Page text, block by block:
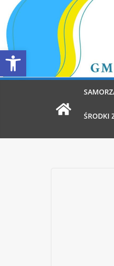
Otwórz pasek
Przejdź
do
treści
ŚRODKI